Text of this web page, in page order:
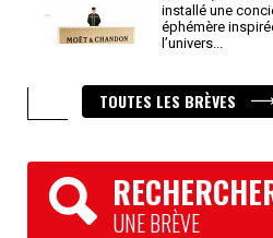
installé une
éphémère
l’univers...
TOUTES LES BRÈVES
UNE BRÈVE